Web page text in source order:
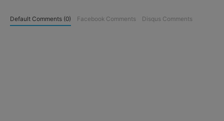
Default Comments (0) Facebook Comments Disqus Comments